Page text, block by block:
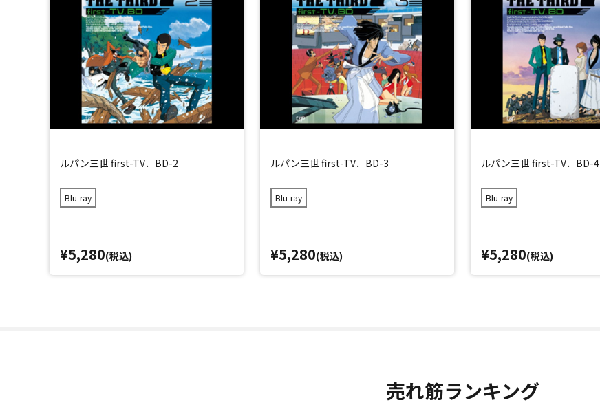
ルパン三世 first-TV．BD-2
Blu-ray
¥5,280(税込)
ルパン三世 first-TV．BD-3
Blu-ray
¥5,280(税込)
ルパン三世 first-TV．BD-4
Blu-ray
¥5,280(税込)
売れ筋ランキング